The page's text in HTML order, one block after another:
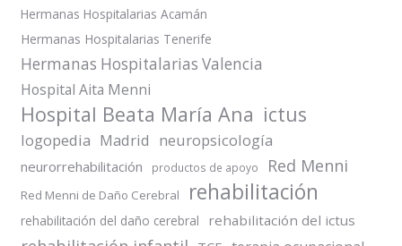
Hermanas Hospitalarias Acamán
Hermanas Hospitalarias Tenerife
Hermanas Hospitalarias Valencia
Hospital Aita Menni
Hospital Beata María Ana ictus
logopedia Madrid neuropsicología
neurorrehabilitación productos de apoyo Red Menni
Red Menni de Daño Cerebral rehabilitación
rehabilitación del daño cerebral rehabilitación del ictus